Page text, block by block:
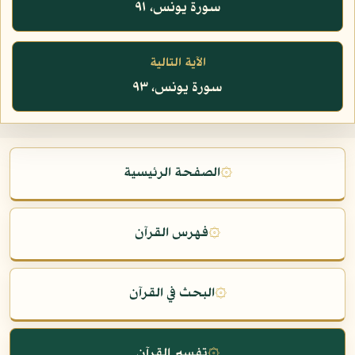
سورة يونس، ٩١
الآية التالية
سورة يونس، ٩٣
۞الصفحة الرئيسية
۞فهرس القرآن
۞البحث في القرآن